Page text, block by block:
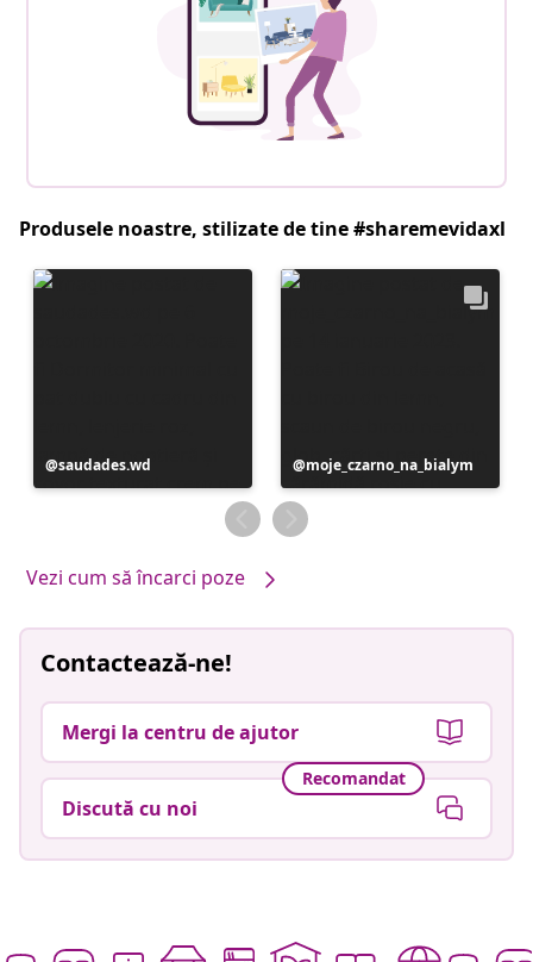
Produsele noastre, stilizate de tine #sharemevidaxl
Postare
publicată
saudades.wd
Postare
publicată
de
moje_czarno_na_bialym
Vezi cum să încarci poze
Contactează-ne!
Mergi la centru de ajutor
Recomandat
Discută cu noi